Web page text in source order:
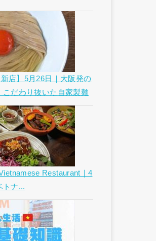
店】5月26日｜大阪発の
だわり抜いた自家製麺
Restaurant｜4
トナ...